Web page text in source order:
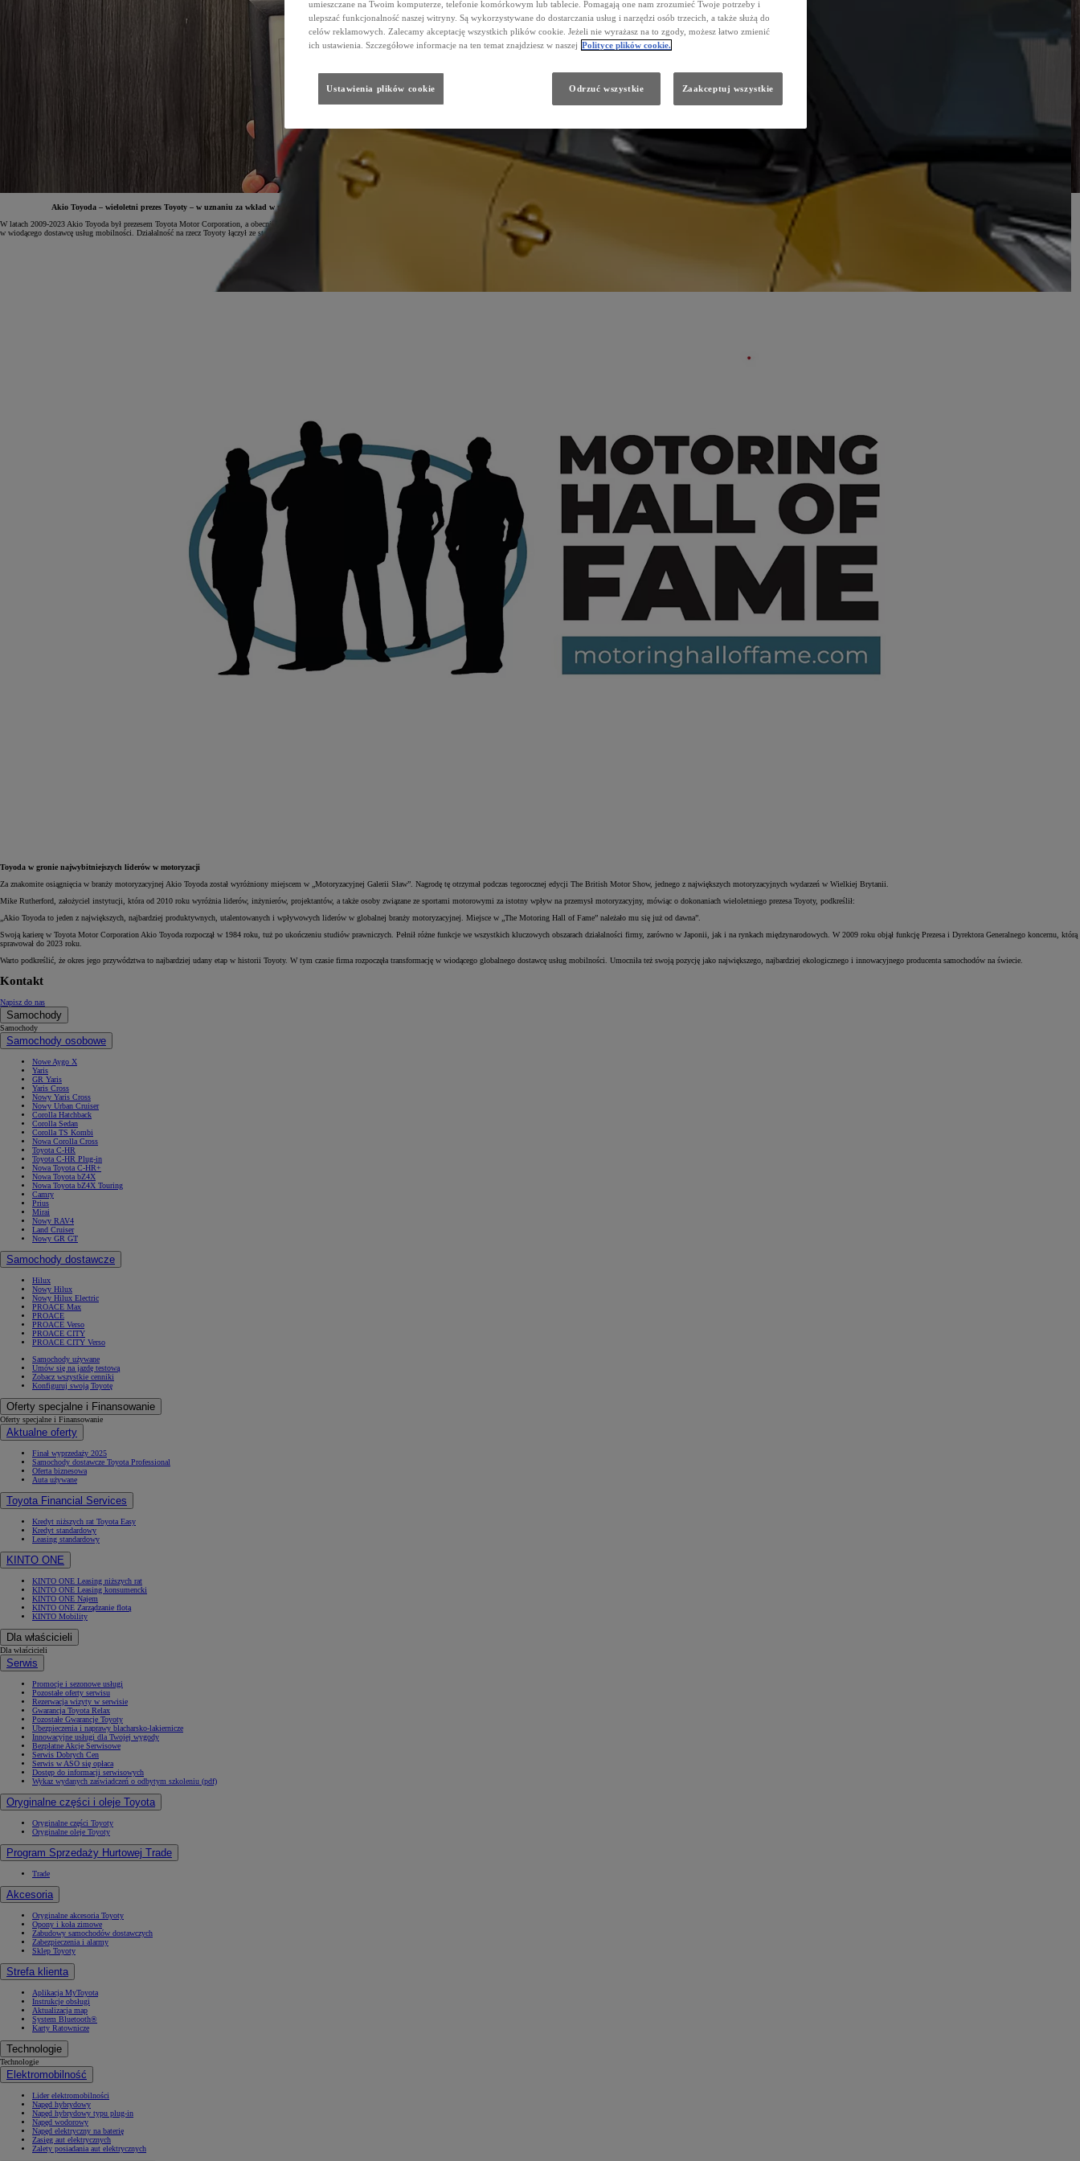
HYBRID
Akio Toyoda – wieloletni prezes Toyoty – w uznaniu za wkład w rozwój japońskiego i światowego przemysłu motoryzacyjnego został uhonorowany miejscem w „The Motoring Hall of Fame”, czyli „Motoryzacyjnej Galerii Sław“. Dołączył do najbardziej zasłużonych postaci w branży.
W latach 2009-2023 Akio Toyoda był prezesem Toyota Motor Corporation, a obecnie jest przewodniczącym Rady Dyrektorów i dyrektorem reprezentatywnym firmy. Stojąc na czele największego koncernu motoryzacyjnego na świecie, umocnił pozycję Toyoty jako globalnego lidera. Odegrał też kluczową rolę w transformacji firmy
w wiodącego dostawcę usług mobilności. Działalność na rzecz Toyoty łączył ze startami w rajdach i wyścigach, w których występował pod pseudonimem „Morizo”.
Toyoda w gronie najwybitniejszych liderów w motoryzacji
Za znakomite osiągnięcia w branży motoryzacyjnej Akio Toyoda został wyróżniony miejscem w „Motoryzacyjnej Galerii Sław”. Nagrodę tę otrzymał podczas tegorocznej edycji The British Motor Show, jednego z największych motoryzacyjnych wydarzeń w Wielkiej Brytanii.
Mike Rutherford, założyciel instytucji, która od 2010 roku wyróżnia liderów, inżynierów, projektantów, a także osoby związane ze sportami motorowymi za istotny wpływ na przemysł motoryzacyjny, mówiąc o dokonaniach wieloletniego prezesa Toyoty, podkreślił:
„Akio Toyoda to jeden z największych, najbardziej produktywnych, utalentowanych i wpływowych liderów w globalnej branży motoryzacyjnej. Miejsce w „The Motoring Hall of Fame” należało mu się już od dawna”.
Swoją karierę w Toyota Motor Corporation Akio Toyoda rozpoczął w 1984 roku, tuż po ukończeniu studiów prawniczych. Pełnił różne funkcje we wszystkich kluczowych obszarach działalności firmy, zarówno w Japonii, jak i na rynkach międzynarodowych. W 2009 roku objął funkcję Prezesa i Dyrektora Generalnego koncernu, którą
sprawował do 2023 roku.
Warto podkreślić, że okres jego przywództwa to najbardziej udany etap w historii Toyoty. W tym czasie firma rozpoczęła transformację w wiodącego globalnego dostawcę usług mobilności. Umocniła też swoją pozycję jako największego, najbardziej ekologicznego i innowacyjnego producenta samochodów na świecie.
Kontakt
Napisz do nas
Samochody
Samochody
Samochody osobowe
Nowe Aygo X
Yaris
GR Yaris
Yaris Cross
Nowy Yaris Cross
Nowy Urban Cruiser
Corolla Hatchback
Corolla Sedan
Corolla TS Kombi
Nowa Corolla Cross
Toyota C-HR
Toyota C-HR Plug-in
Nowa Toyota C-HR+
Nowa Toyota bZ4X
Nowa Toyota bZ4X Touring
Camry
Prius
Mirai
Nowy RAV4
Land Cruiser
Nowy GR GT
Samochody dostawcze
Hilux
Nowy Hilux
Nowy Hilux Electric
PROACE Max
PROACE
PROACE Verso
PROACE CITY
PROACE CITY Verso
Samochody używane
Umów się na jazdę testową
Zobacz wszystkie cenniki
Konfiguruj swoją Toyotę
Oferty specjalne i Finansowanie
Oferty specjalne i Finansowanie
Aktualne oferty
Finał wyprzedaży 2025
Samochody dostawcze Toyota Professional
Oferta biznesowa
Auta używane
Toyota Financial Services
Kredyt niższych rat Toyota Easy
Kredyt standardowy
Leasing standardowy
KINTO ONE
KINTO ONE Leasing niższych rat
KINTO ONE Leasing konsumencki
KINTO ONE Najem
KINTO ONE Zarządzanie flotą
KINTO Mobility
Dla właścicieli
Dla właścicieli
Serwis
Promocje i sezonowe usługi
Pozostałe oferty serwisu
Rezerwacja wizyty w serwisie
Gwarancja Toyota Relax
Pozostałe Gwarancje Toyoty
Ubezpieczenia i naprawy blacharsko-lakiernicze
Innowacyjne usługi dla Twojej wygody
Bezpłatne Akcje Serwisowe
Serwis Dobrych Cen
Serwis w ASO się opłaca
Dostęp do informacji serwisowych
Wykaz wydanych zaświadczeń o odbytym szkoleniu (pdf)
Oryginalne części i oleje Toyota
Oryginalne części Toyoty
Oryginalne oleje Toyoty
Program Sprzedaży Hurtowej Trade
Trade
Akcesoria
Oryginalne akcesoria Toyoty
Opony i koła zimowe
Zabudowy samochodów dostawczych
Zabezpieczenia i alarmy
Sklep Toyoty
Strefa klienta
Aplikacja MyToyota
Instrukcje obsługi
Aktualizacja map
System Bluetooth®
Karty Ratownicze
Technologie
Technologie
Elektromobilność
Lider elektromobilności
Napęd hybrydowy
Napęd hybrydowy typu plug-in
Napęd wodorowy
Napęd elektryczny na baterię
Zasięg aut elektrycznych
Zalety posiadania aut elektrycznych
umieszczane na Twoim komputerze, telefonie komórkowym lub tablecie. Pomagają one nam zrozumieć Twoje potrzeby i
ulepszać funkcjonalność naszej witryny. Są wykorzystywane do dostarczania usług i narzędzi osób trzecich, a także służą do
celów reklamowych. Zalecamy akceptację wszystkich plików cookie. Jeżeli nie wyrażasz na to zgody, możesz łatwo zmienić
ich ustawienia. Szczegółowe informacje na ten temat znajdziesz w naszej Polityce plików cookie.
Odrzuć wszystkie Zaakceptuj wszystkie
Ustawienia plików cookie